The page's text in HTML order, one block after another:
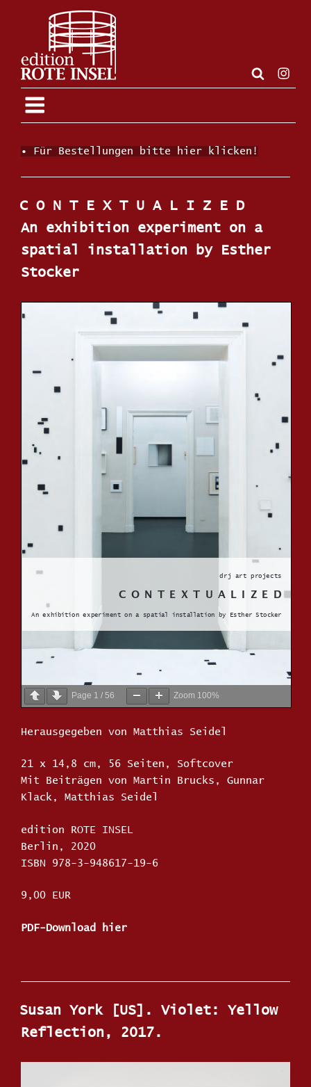
• Für Bestellungen bitte hier klicken!
C O N T E X T U A L I Z E D
An exhibition experiment on a
spatial installation by Esther
Stocker
Page 1 / 56 Zoom 100%
Herausgegeben von Matthias Seidel
21 x 14,8 cm, 56 Seiten, Softcover
Mit Beiträgen von Martin Brucks, Gunnar
Klack, Matthias Seidel
edition ROTE INSEL
Berlin, 2020
ISBN 978-3-948617-19-6
9,00 EUR
PDF-Download hier
Susan York [US]. Violet: Yellow
Reflection, 2017.